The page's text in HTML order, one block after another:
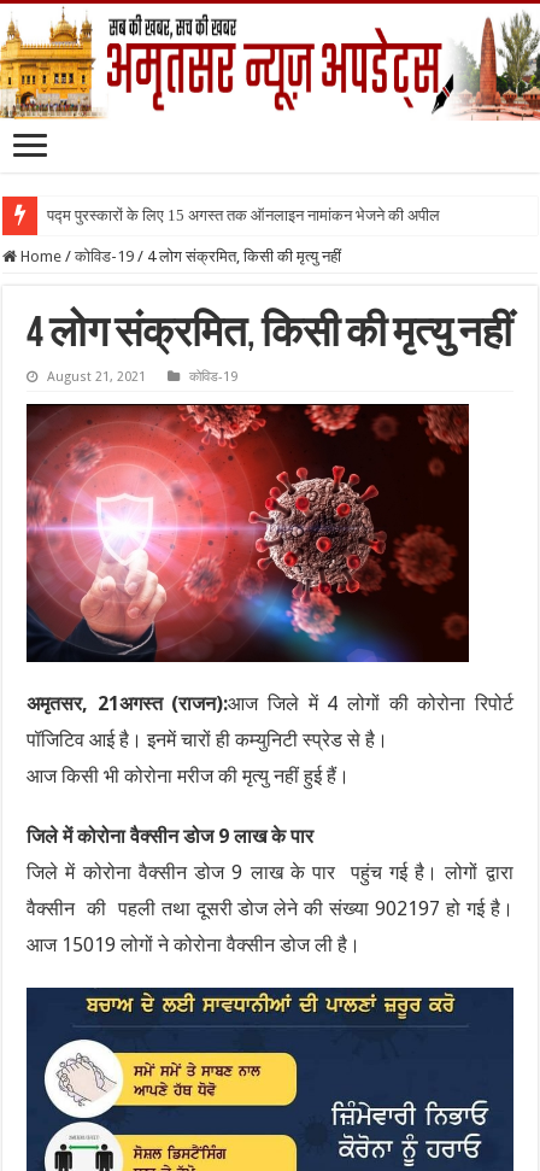
पद्म पुरस्कारों के लिए 15 अगस्त तक ऑनलाइन नामांकन भेजने की अपील
Home / कोविड-19 / 4 लोग संक्रमित, किसी की मृत्यु नहीं
4 लोग संक्रमित, किसी की मृत्यु नहीं
August 21, 2021 कोविड-19
अमृतसर, 21अगस्त (राजन):आज जिले में 4 लोगों की कोरोना रिपोर्ट
पॉजिटिव आई है। इनमें चारों ही कम्युनिटी स्प्रेड से है।
आज किसी भी कोरोना मरीज की मृत्यु नहीं हुई हैं।
जिले में कोरोना वैक्सीन डोज 9 लाख के पार
जिले में कोरोना वैक्सीन डोज 9 लाख के पार पहुंच गई है। लोगों द्वारा
वैक्सीन की पहली तथा दूसरी डोज लेने की संख्या 902197 हो गई है।
आज 15019 लोगों ने कोरोना वैक्सीन डोज ली है।